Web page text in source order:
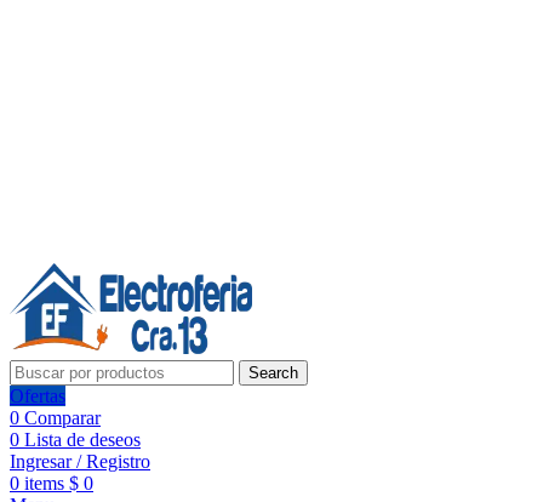
Search
Ofertas
0 Comparar
0 Lista de deseos
Ingresar / Registro
0 items $ 0